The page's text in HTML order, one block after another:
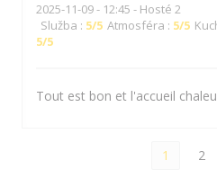
2025-11-09- 12:45 - Hosté 2
Služba : 5/5 Atmosféra : 5/5
5/5
Tout est bon et l'accueil
1 2